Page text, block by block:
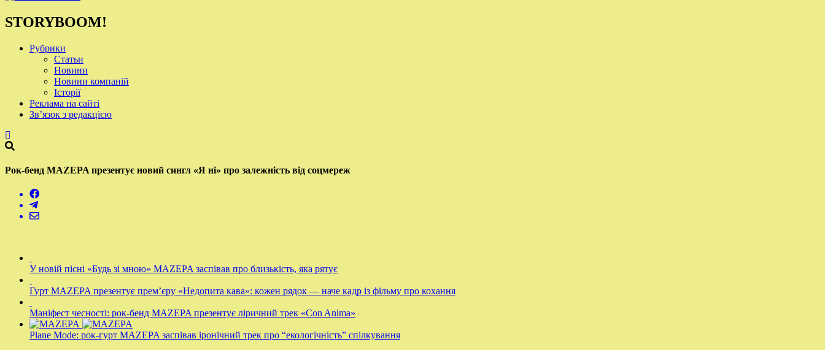
STORYBOOM!
Рубрики
Статьи
Новини
Новини компаній
Історії
Реклама на сайті
Зв’язок з редакцією
Рок-бенд MAZEPA презентує новий сингл «Я ні» про залежність від соцмереж
У новій пісні «Будь зі мною» MAZEPA заспівав про близькість, яка рятує
Гурт МАZEPA презентує прем’єру «Недопита кава»: кожен рядок — наче кадр із фільму про кохання
Маніфест чесності: рок-бенд MAZEPA презентує ліричний трек «Con Anima»
Plane Mode: рок-гурт MAZEPA заспівав іронічний трек про “екологічність” спілкування